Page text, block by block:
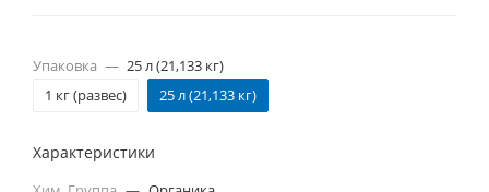
Упаковка — 25 л (21,133 кг)
1 кг (развес)
25 л (21,133 кг)
Характеристики